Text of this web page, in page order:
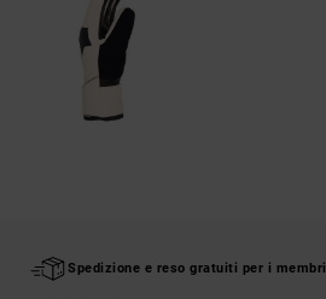
Spedizione e reso gratuiti per i membri